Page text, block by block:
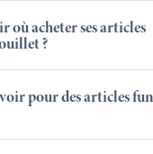
où acheter ses articles
?
pour des articles